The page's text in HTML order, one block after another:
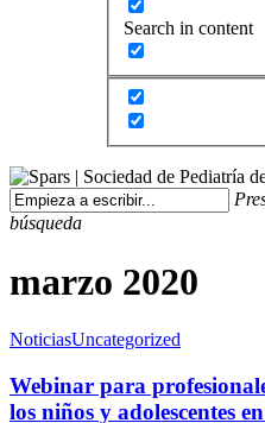
Search in content
búsqueda
marzo 2020
NoticiasUncategorized
Webinar para
los niños y adolescentes